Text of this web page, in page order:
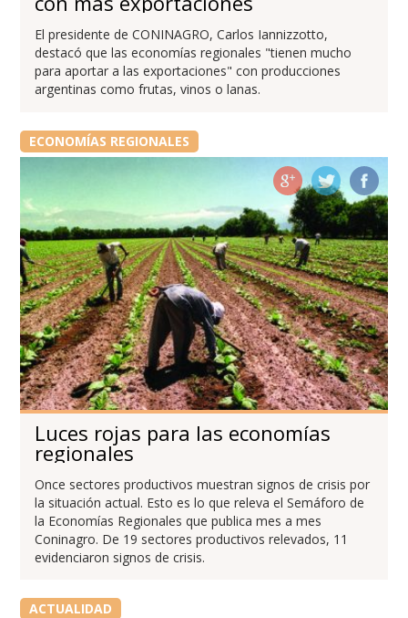
El presidente de CONINAGRO, Carlos Iannizzotto,
destacó que las economías regionales "tienen mucho
para aportar a las exportaciones" con producciones
argentinas como frutas, vinos o lanas.
ECONOMÍAS REGIONALES
Luces rojas para las economías
regionales
Once sectores productivos muestran signos de crisis por
la situación actual. Esto es lo que releva el Semáforo de
la Economías Regionales que publica mes a mes
Coninagro. De 19 sectores productivos relevados, 11
evidenciaron signos de crisis.
ACTUALIDAD